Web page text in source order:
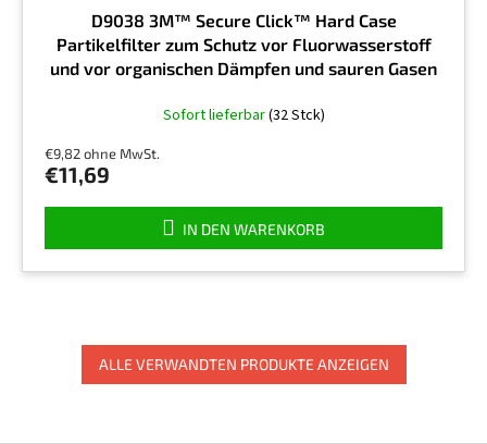
D9038 3M™ Secure Click™ Hard Case
Partikelfilter zum Schutz vor Fluorwasserstoff
und vor organischen Dämpfen und sauren Gasen
Sofort lieferbar(32 Stck)
€9,82 ohne MwSt.
€11,69
IN DEN WARENKORB
ALLE VERWANDTEN PRODUKTE ANZEIGEN